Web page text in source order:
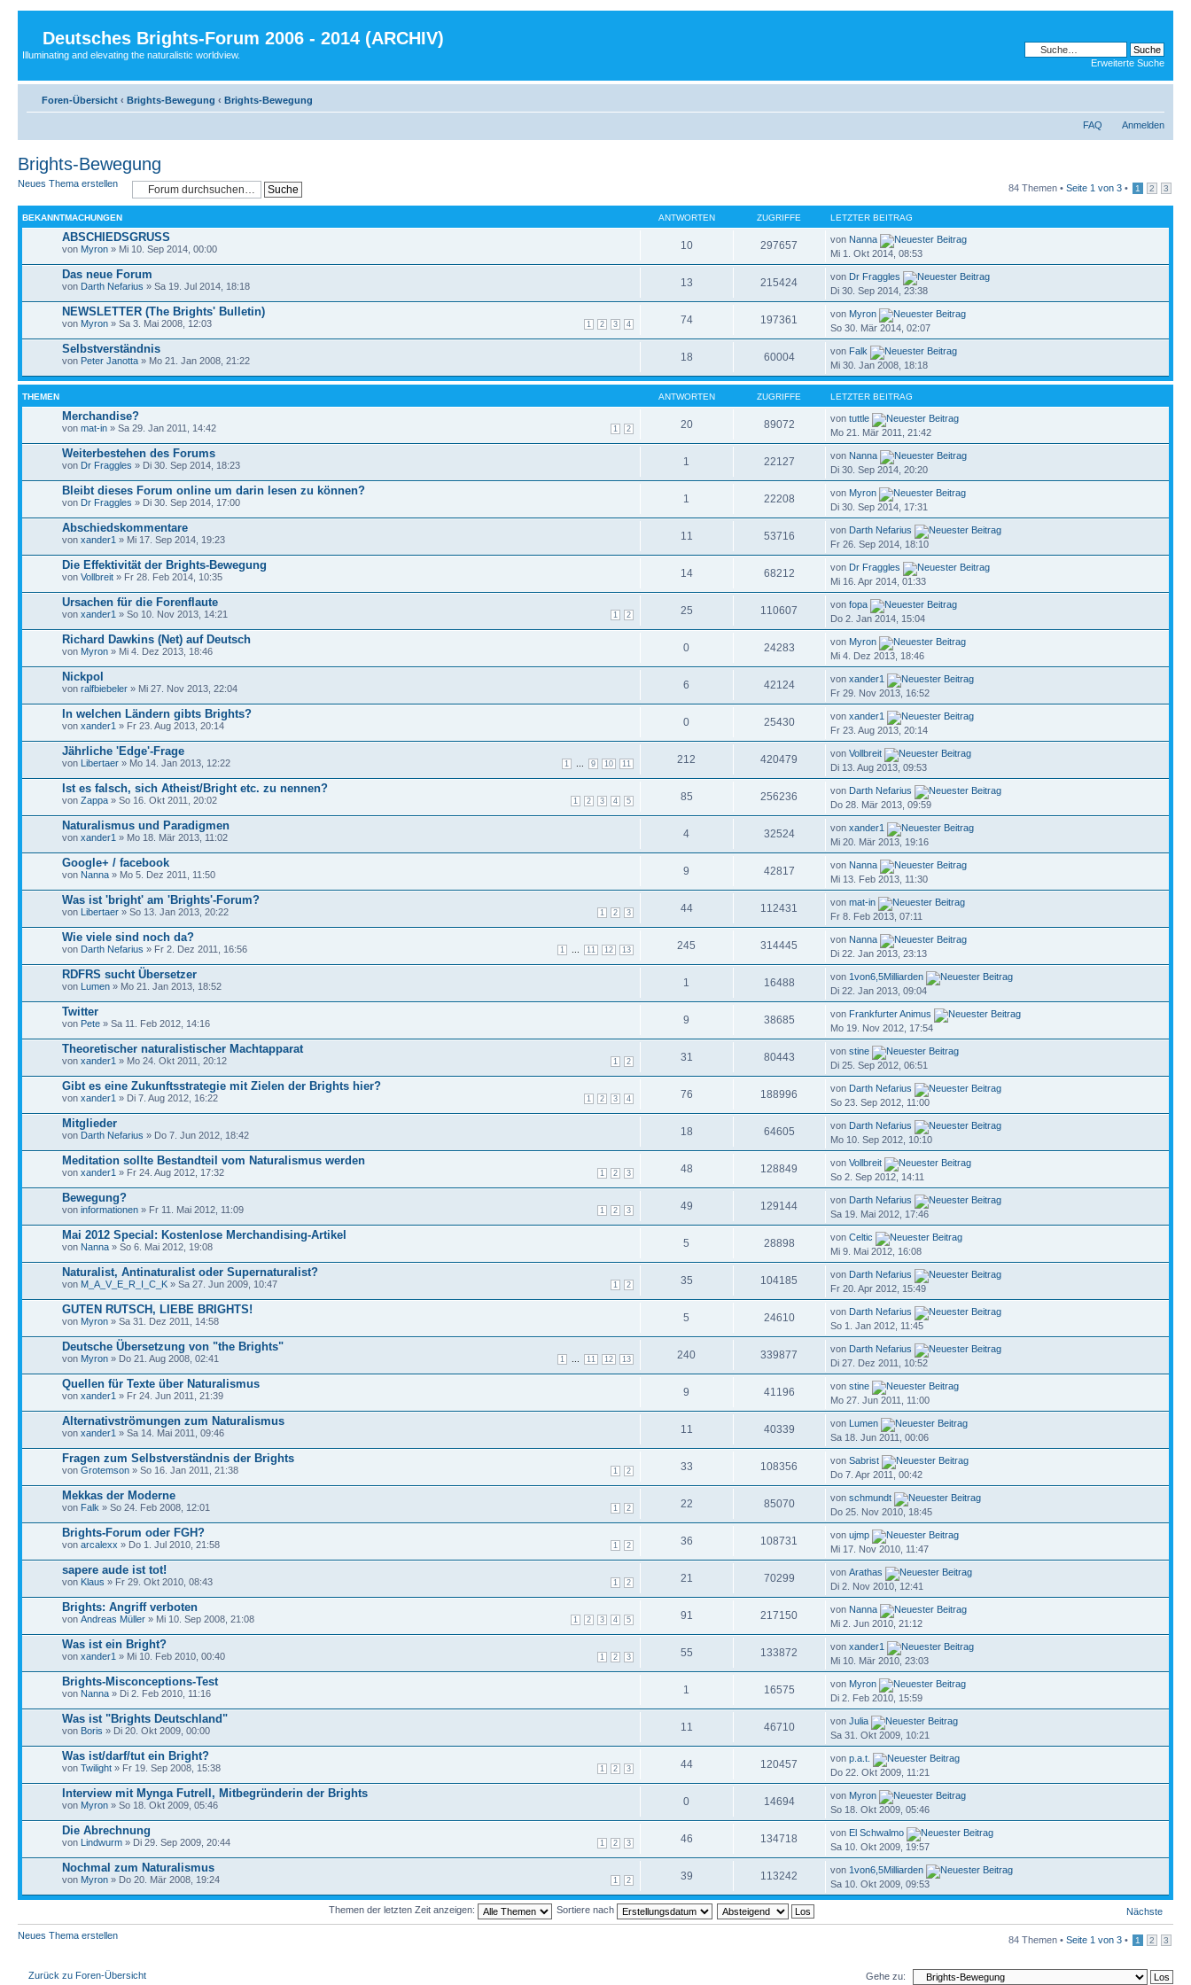
Deutsches Brights-Forum 2006 - 2014 (ARCHIV)
Illuminating and elevating the naturalistic worldview.
Erweiterte Suche
Foren-Übersicht ‹ Brights-Bewegung ‹ Brights-Bewegung
FAQ Anmelden
Brights-Bewegung
Neues Thema erstellen 84 Themen • Seite 1 von 3 • 1 2 3
BEKANNTMACHUNGEN ANTWORTEN ZUGRIFFE LETZTER BEITRAG
ABSCHIEDSGRUSS
von Myron » Mi 10. Sep 2014, 00:00 10 297657 von Nanna
Mi 1. Okt 2014, 08:53
Das neue Forum
von Darth Nefarius » Sa 19. Jul 2014, 18:18 13 215424 von Dr Fraggles
Di 30. Sep 2014, 23:38
NEWSLETTER (The Brights' Bulletin)
1 2 3 4
von Myron » Sa 3. Mai 2008, 12:03 74 197361 von Myron
So 30. Mär 2014, 02:07
Selbstverständnis
von Peter Janotta » Mo 21. Jan 2008, 21:22 18 60004 von Falk
Mi 30. Jan 2008, 18:18
THEMEN ANTWORTEN ZUGRIFFE LETZTER BEITRAG
Merchandise?
1 2
von mat-in » Sa 29. Jan 2011, 14:42 20 89072 vontuttle
Mo 21. Mär 2011, 21:42
Weiterbestehen des Forums
von Dr Fraggles » Di 30. Sep 2014, 18:23 1 22127 von Nanna
Di 30. Sep 2014, 20:20
Bleibt dieses Forum online um darin lesen zu können?
von Dr Fraggles » Di 30. Sep 2014, 17:00 1 22208 von Myron
Di 30. Sep 2014, 17:31
Abschiedskommentare
von xander1 » Mi 17. Sep 2014, 19:23 11 53716 von Darth Nefarius
Fr 26. Sep 2014, 18:10
Die Effektivität der Brights-Bewegung
von Vollbreit » Fr 28. Feb 2014, 10:35 14 68212 von Dr Fraggles
Mi 16. Apr 2014, 01:33
Ursachen für die Forenflaute
1 2
von xander1 » So 10. Nov 2013, 14:21 25 110607 vonfopa
Do 2. Jan 2014, 15:04
Richard Dawkins (Net) auf Deutsch
von Myron » Mi 4. Dez 2013, 18:46 0 24283 von Myron
Mi 4. Dez 2013, 18:46
Nickpol
von ralfbiebeler » Mi 27. Nov 2013, 22:04 6 42124 vonxander1
Fr 29. Nov 2013, 16:52
In welchen Ländern gibts Brights?
von xander1 » Fr 23. Aug 2013, 20:14 0 25430 vonxander1
Fr 23. Aug 2013, 20:14
Jährliche 'Edge'-Frage
1 9 10 11
von Libertaer » Mo 14. Jan 2013, 12:22 212 420479 vonVollbreit
Di 13. Aug 2013, 09:53
Ist es falsch, sich Atheist/Bright etc. zu nennen?
1 2 3 4 5
von Zappa » So 16. Okt 2011, 20:02 85 256236 von Darth Nefarius
Do 28. Mär 2013, 09:59
Naturalismus und Paradigmen
von xander1 » Mo 18. Mär 2013, 11:02 4 32524 vonxander1
Mi 20. Mär 2013, 19:16
Google+ / facebook
von Nanna » Mo 5. Dez 2011, 11:50 9 42817 von Nanna
Mi 13. Feb 2013, 11:30
Was ist 'bright' am 'Brights'-Forum?
1 2 3
von Libertaer » So 13. Jan 2013, 20:22 44 112431 vonmat-in
Fr 8. Feb 2013, 07:11
Wie viele sind noch da?
1 11 12 13
von Darth Nefarius » Fr 2. Dez 2011, 16:56 245 314445 von Nanna
Di 22. Jan 2013, 23:13
RDFRS sucht Übersetzer
von Lumen » Mo 21. Jan 2013, 18:52 1 16488 von 1von6,5Milliarden
Di 22. Jan 2013, 09:04
Twitter
von Pete » Sa 11. Feb 2012, 14:16 9 38685 von Frankfurter Animus
Mo 19. Nov 2012, 17:54
Theoretischer naturalistischer Machtapparat
1 2
von xander1 » Mo 24. Okt 2011, 20:12 31 80443 vonstine
Di 25. Sep 2012, 06:51
Gibt es eine Zukunftsstrategie mit Zielen der Brights hier?
1 2 3 4
von xander1 » Di 7. Aug 2012, 16:22 76 188996 von Darth Nefarius
So 23. Sep 2012, 11:00
Mitglieder
von Darth Nefarius » Do 7. Jun 2012, 18:42 18 64605 von Darth Nefarius
Mo 10. Sep 2012, 10:10
Meditation sollte Bestandteil vom Naturalismus werden
1 2 3
von xander1 » Fr 24. Aug 2012, 17:32 48 128849 vonVollbreit
So 2. Sep 2012, 14:11
Bewegung?
1 2 3
von informationen » Fr 11. Mai 2012, 11:09 49 129144 von Darth Nefarius
Sa 19. Mai 2012, 17:46
Mai 2012 Special: Kostenlose Merchandising-Artikel
von Nanna » So 6. Mai 2012, 19:08 5 28898 vonCeltic
Mi 9. Mai 2012, 16:08
Naturalist, Antinaturalist oder Supernaturalist?
1 2
von M_A_V_E_R_I_C_K » Sa 27. Jun 2009, 10:47 35 104185 von Darth Nefarius
Fr 20. Apr 2012, 15:49
GUTEN RUTSCH, LIEBE BRIGHTS!
von Myron » Sa 31. Dez 2011, 14:58 5 24610 von Darth Nefarius
So 1. Jan 2012, 11:45
Deutsche Übersetzung von "the Brights"
1 11 12 13
von Myron » Do 21. Aug 2008, 02:41 240 339877 von Darth Nefarius
Di 27. Dez 2011, 10:52
Quellen für Texte über Naturalismus
von xander1 » Fr 24. Jun 2011, 21:39 9 41196 vonstine
Mo 27. Jun 2011, 11:00
Alternativströmungen zum Naturalismus
von xander1 » Sa 14. Mai 2011, 09:46 11 40339 von Lumen
Sa 18. Jun 2011, 00:06
Fragen zum Selbstverständnis der Brights
1 2
von Grotemson » So 16. Jan 2011, 21:38 33 108356 vonSabrist
Do 7. Apr 2011, 00:42
Mekkas der Moderne
1 2
von Falk » So 24. Feb 2008, 12:01 22 85070 vonschmundt
Do 25. Nov 2010, 18:45
Brights-Forum oder FGH?
1 2
von arcalexx » Do 1. Jul 2010, 21:58 36 108731 vonujmp
Mi 17. Nov 2010, 11:47
sapere aude ist tot!
1 2
von Klaus » Fr 29. Okt 2010, 08:43 21 70299 vonArathas
Di 2. Nov 2010, 12:41
Brights: Angriff verboten
1 2 3 4 5
von Andreas Müller » Mi 10. Sep 2008, 21:08 91 217150 von Nanna
Mi 2. Jun 2010, 21:12
Was ist ein Bright?
1 2 3
von xander1 » Mi 10. Feb 2010, 00:40 55 133872 vonxander1
Mi 10. Mär 2010, 23:03
Brights-Misconceptions-Test
von Nanna » Di 2. Feb 2010, 11:16 1 16575 von Myron
Di 2. Feb 2010, 15:59
Was ist "Brights Deutschland"
von Boris » Di 20. Okt 2009, 00:00 11 46710 vonJulia
Sa 31. Okt 2009, 10:21
Was ist/darf/tut ein Bright?
1 2 3
von Twilight » Fr 19. Sep 2008, 15:38 44 120457 vonp.a.t.
Do 22. Okt 2009, 11:21
Interview mit Mynga Futrell, Mitbegründerin der Brights
von Myron » So 18. Okt 2009, 05:46 0 14694 von Myron
So 18. Okt 2009, 05:46
Die Abrechnung
1 2 3
von Lindwurm » Di 29. Sep 2009, 20:44 46 134718 von El Schwalmo
Sa 10. Okt 2009, 19:57
Nochmal zum Naturalismus
1 2
von Myron » Do 20. Mär 2008, 19:24 39 113242 von 1von6,5Milliarden
Sa 10. Okt 2009, 09:53
Nächste
Themen der letzten Zeit anzeigen: Sortiere nach
Neues Thema erstellen 84 Themen • Seite 1 von 3 • 1 2 3
Zurück zu Foren-Übersicht Gehe zu: